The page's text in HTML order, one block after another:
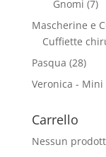
Gnomi (7)
Mascherine e
Cuffiette
Pasqua (28)
Veronica - Mini
Carrello
Nessun